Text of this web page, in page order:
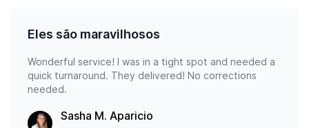
Eles são maravilhosos
Wonderful service! I was in a tight spot and needed a
quick turnaround. They delivered! No corrections
needed.
Sasha M. Aparicio